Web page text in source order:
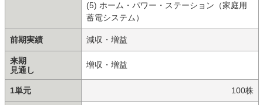
(5) ホーム・パワー・ステーション（家庭用
蓄電システム）
前期実績 減収・増益
来期
見通し
増収・増益
1単元 100株